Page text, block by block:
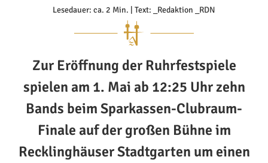
Lesedauer: ca. 2 Min. | Text: _Redaktion _RDN
Zur Eröffnung der Ruhrfestspiele
spielen am 1. Mai ab 12:25 Uhr zehn
Bands beim Sparkassen-Clubraum-
Finale auf der großen Bühne im
Recklinghäuser Stadtgarten um einen